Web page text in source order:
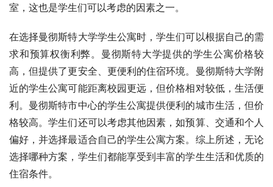
室，这也是学生们可以考虑的因素之一。
在选择曼彻斯特大学学生公寓时，学生们可以根据自己的需
求和预算权衡利弊。曼彻斯特大学提供的学生公寓价格较
高，但提供了更安全、更便利的住宿环境。曼彻斯特大学附
近的学生公寓可能距离校园更远，但价格相对较低，生活便
利。曼彻斯特市中心的学生公寓提供便利的城市生活，但价
格较高。学生们还可以考虑其他因素，如预算、交通和个人
偏好，并选择最适合自己的学生公寓方案。综上所述，无论
选择哪种方案，学生们都能享受到丰富的学生生活和优质的
住宿条件。